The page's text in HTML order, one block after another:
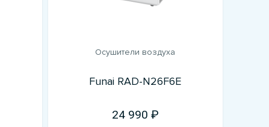
Осушители воздуха
Funai RAD-N26F6E
24 990